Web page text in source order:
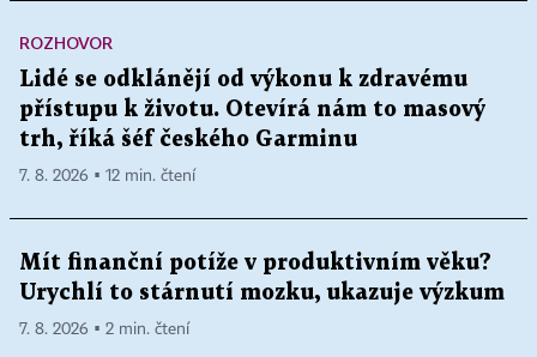
ROZHOVOR
Lidé se odklánějí od výkonu k zdravému
přístupu k životu. Otevírá nám to masový
trh, říká šéf českého Garminu
7. 8. 2026 ▪ 12 min. čtení
Mít finanční potíže v produktivním věku?
Urychlí to stárnutí mozku, ukazuje výzkum
7. 8. 2026 ▪ 2 min. čtení